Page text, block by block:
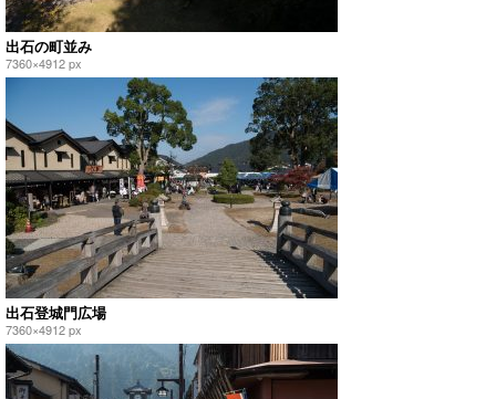
出石の町並み
7360×4912 px
出石登城門広場
7360×4912 px